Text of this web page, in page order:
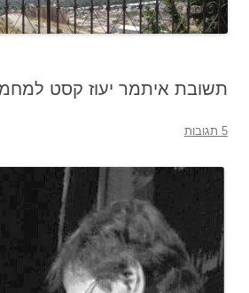
תשובת איתמר יעוז קסט
5 תגובות